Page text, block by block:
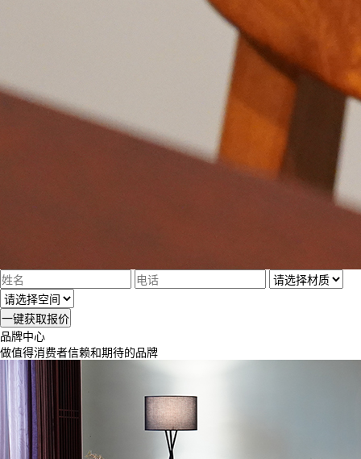
品牌中心
做值得消费者信赖和期待的品牌